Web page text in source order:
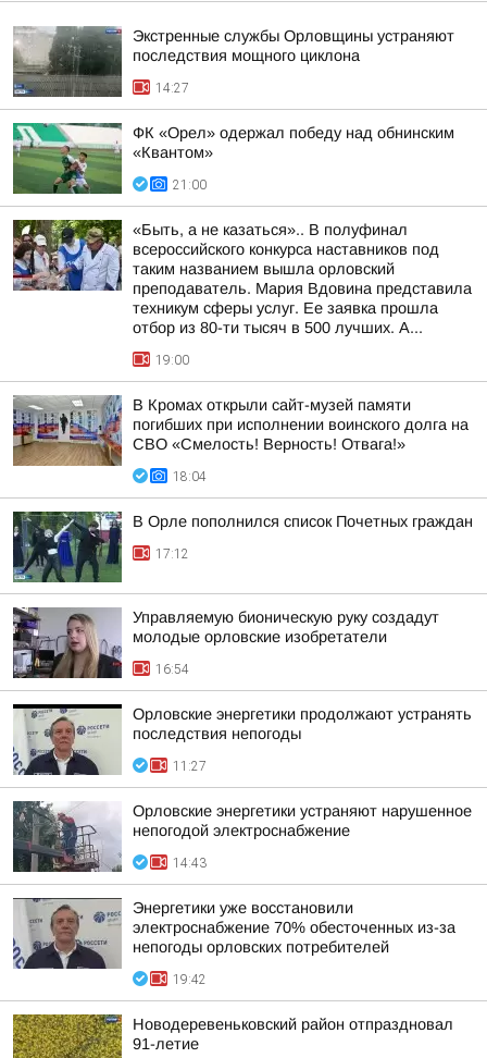
Экстренные службы Орловщины устраняют
последствия мощного циклона
14:27
ФК «Орел» одержал победу над обнинским
«Квантом»
21:00
«Быть, а не казаться».. В полуфинал
всероссийского конкурса наставников под
таким названием вышла орловский
преподаватель. Мария Вдовина представила
техникум сферы услуг. Ее заявка прошла
отбор из 80-ти тысяч в 500 лучших. А...
19:00
В Кромах открыли сайт-музей памяти
погибших при исполнении воинского долга на
СВО «Смелость! Верность! Отвага!»
18:04
В Орле пополнился список Почетных граждан
17:12
Управляемую бионическую руку создадут
молодые орловские изобретатели
16:54
Орловские энергетики продолжают устранять
последствия непогоды
11:27
Орловские энергетики устраняют нарушенное
непогодой электроснабжение
14:43
Энергетики уже восстановили
электроснабжение 70% обесточенных из-за
непогоды орловских потребителей
19:42
Новодеревеньковский район отпраздновал
91-летие